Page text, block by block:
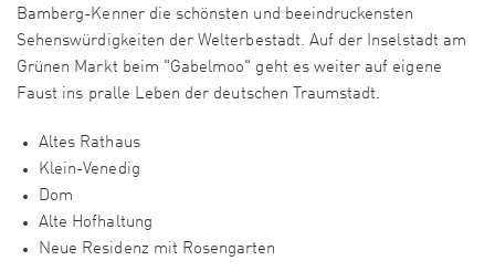
Bamberg-Kenner die schönsten und beeindruckensten
Sehenswürdigkeiten der Welterbestadt. Auf der Inselstadt am
Grünen Markt beim "Gabelmoo" geht es weiter auf eigene
Faust ins pralle Leben der deutschen Traumstadt.
Altes Rathaus
Klein-Venedig
Dom
Alte Hofhaltung
Neue Residenz mit Rosengarten